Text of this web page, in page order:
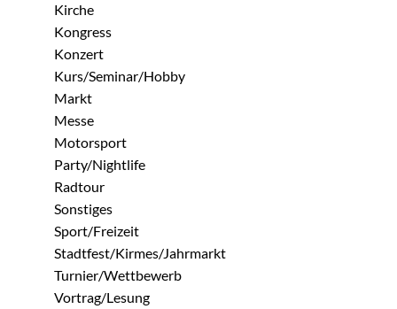
Kirche
Kongress
Konzert
Kurs/Seminar/Hobby
Markt
Messe
Motorsport
Party/Nightlife
Radtour
Sonstiges
Sport/Freizeit
Stadtfest/Kirmes/Jahrmarkt
Turnier/Wettbewerb
Vortrag/Lesung